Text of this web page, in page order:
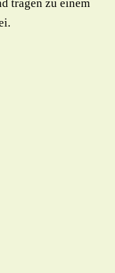
tragen zu einem